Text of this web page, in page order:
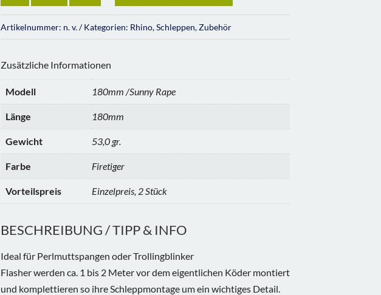
Artikelnummer: n. v. Kategorien: Rhino,Schleppen,Zubehör
Zusätzliche Informationen
Modell 180mm /Sunny Rape
Länge 180mm
Gewicht 53,0 gr.
Farbe Firetiger
Vorteilspreis Einzelpreis, 2 Stück
BESCHREIBUNG / TIPP & INFO
Ideal für Perlmuttspangen oder Trollingblinker
Flasher werden ca. 1 bis 2 Meter vor dem eigentlichen Köder montiert
und komplettieren so ihre Schleppmontage um ein wichtiges Detail.